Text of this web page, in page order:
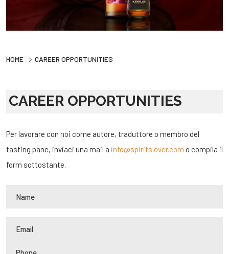
HOME CAREER OPPORTUNITIES
CAREER OPPORTUNITIES
Per lavorare con noi come autore, traduttore o membro del
tasting pane, inviaci una mail a info@spiritslover.com o compila il
form sottostante.